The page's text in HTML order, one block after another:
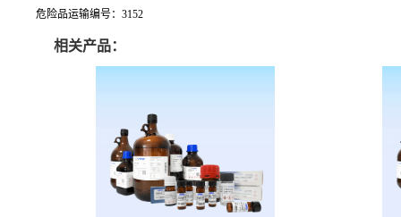
危险品运输编号：3152
相关产品：